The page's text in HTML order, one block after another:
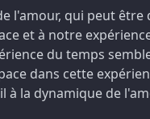
l'amour, qui peut
et à notre
du temps
dans cette
à la dynamique de